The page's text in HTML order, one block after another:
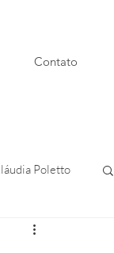
Poletto
Contato